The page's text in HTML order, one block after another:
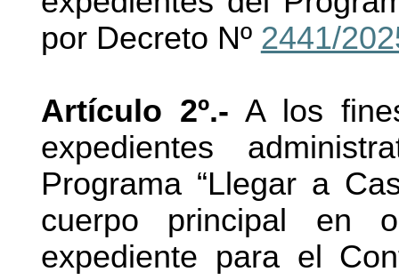
por Decreto Nº 2441/
Artículo 2º.- A los
expedientes
Programa “Llegar a
cuerpo principal en
expediente para el